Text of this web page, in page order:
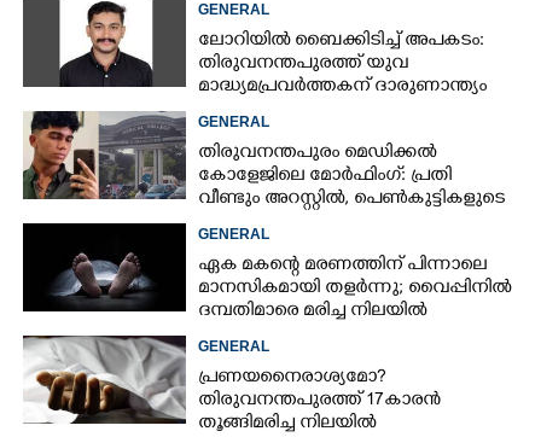
GENERAL
ലോറിയിൽ ബൈക്കിടിച്ച് അപകടം:
തിരുവനന്തപുരത്ത് യുവ
മാദ്ധ്യമപ്രവർത്തകന് ദാരുണാന്ത്യം
GENERAL
തിരുവനന്തപുരം മെഡിക്കൽ
കോളേജിലെ മോർഫിംഗ്: പ്രതി
വീണ്ടും അറസ്റ്റിൽ, പെൺകുട്ടികളുടെ
ചിത്രങ്ങളെടുത്തത് ഇൻസ്റ്റഗ്രാമിൽ
നിന്ന്
GENERAL
ഏക മകന്റെ മരണത്തിന് പിന്നാലെ
മാനസികമായി തളർന്നു; വൈപ്പിനിൽ
ദമ്പതിമാരെ മരിച്ച നിലയിൽ
കണ്ടെത്തി
GENERAL
പ്രണയനെെരാശ്യമോ?
തിരുവനന്തപുരത്ത് 17കാരൻ
തൂങ്ങിമരിച്ച നിലയിൽ